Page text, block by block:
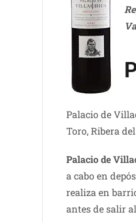
Palacio de
Toro, Ribera
Palacio de
a cabo en
realiza en
antes de salir